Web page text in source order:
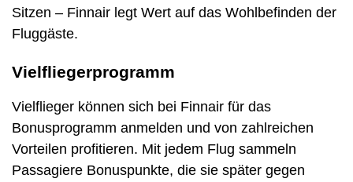
Sitzen – Finnair legt Wert auf das Wohlbefinden der
Fluggäste.
Vielfliegerprogramm
Vielflieger können sich bei Finnair für das
Bonusprogramm anmelden und von zahlreichen
Vorteilen profitieren. Mit jedem Flug sammeln
Passagiere Bonuspunkte, die sie später gegen